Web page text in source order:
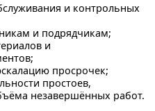
и контрольных
и подрядчикам;
и
просрочек;
простоев,
незавершённых работ.